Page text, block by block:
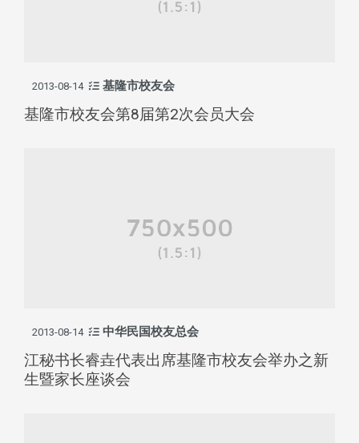
2013-08-14 基隆市校友会
基隆市校友会第8届第2次会员大会
2013-08-14 中华民国校友总会
江秘书长睿垚代表出席基隆市校友会举办之新
生暨家长座谈会